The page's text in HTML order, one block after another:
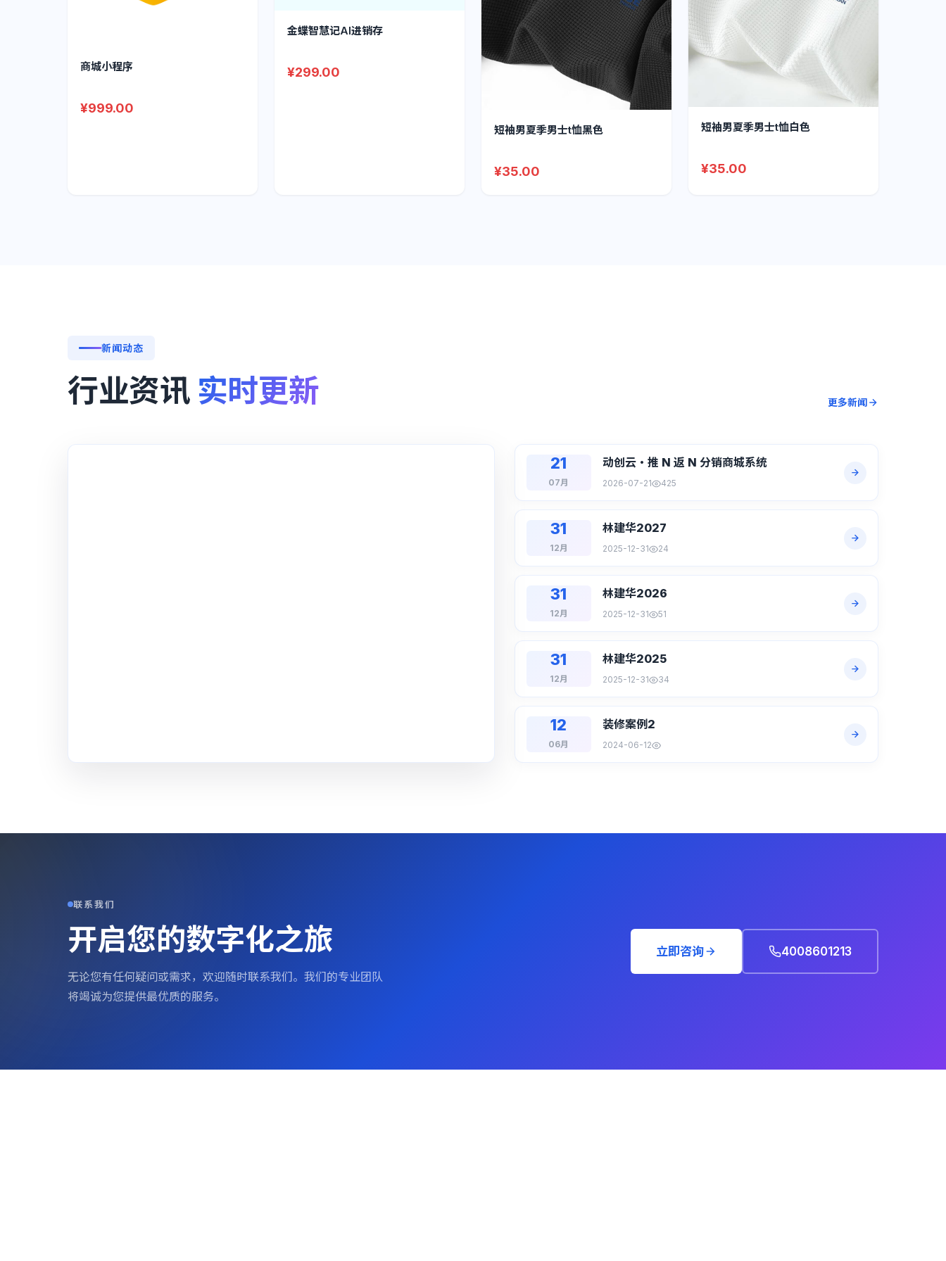
商城小程序
¥999.00
金蝶智慧记AI进销存
¥299.00
短袖男夏季男士t恤黑色
¥35.00
短袖男夏季男士t恤白色
¥35.00
新闻动态
行业资讯 实时更新 更多新闻
21
07月
动创云・推 N 返 N 分销商城系统
2026-07-21 425
31
12月
林建华2027
2025-12-31 24
31
12月
林建华2026
2025-12-31 51
31
12月
林建华2025
2025-12-31 34
12
06月
装修案例2
2024-06-12
联系我们
开启您的数字化之旅
无论您有任何疑问或需求，欢迎随时联系我们。我们的专业团队
将竭诚为您提供最优质的服务。
立即咨询 4008601213